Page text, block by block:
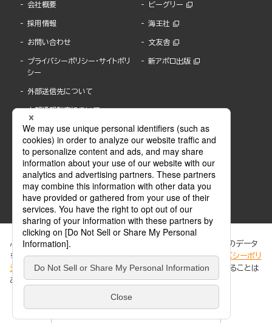
会社概要
採用情報
お問い合わせ
プライバシーポリシー・サイトポリ
シー
外部送信先について
内部通報制度について
ビーグリー
海王社
文友舎
新アポロ出版
ABJマークは、この電子書店・電子書籍配信サービスが、著作権者からコンテンツ使用許諾を
得た正規版配信サービスであることを示す登録商標(登録番号 第6091713号)です。
ABJマークの詳細、ABJマークを掲示しているサービスの一覧はこちら。
ぶんか社が運営するサイトでは、利便性向上のためにCookie等のデータ
を使用しています。 当社のCookieについての詳細は、「プライバシーポリ
シー
」をご覧ください。当サイトでは、訪問者の個人情報を追跡することは
ありません。